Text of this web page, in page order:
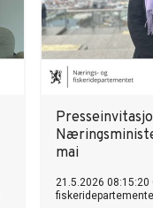
mai
21.5.2026 08:15:20